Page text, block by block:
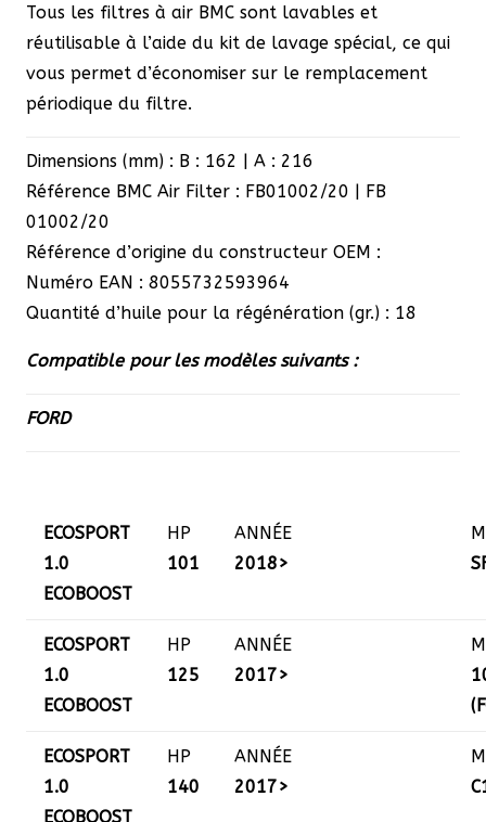
Tous les filtres à air BMC sont lavables et
réutilisable à l’aide du kit de lavage spécial, ce qui
vous permet d’économiser sur le remplacement
périodique du filtre.
Dimensions (mm) : B : 162 | A : 216
Référence BMC Air Filter : FB01002/20 | FB
01002/20
Référence d’origine du constructeur OEM :
Numéro EAN : 8055732593964
Quantité d’huile pour la régénération (gr.) : 18
Compatible pour les modèles suivants :
FORD
ECOSPORT
1.0
ECOBOOST
HP
101
ANNÉE
2018>
ECOSPORT
1.0
ECOBOOST
HP
125
ANNÉE
2017>
ECOSPORT
1.0
ECOBOOST
HP
140
ANNÉE
2017>